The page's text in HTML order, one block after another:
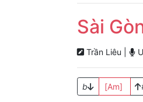
Sài
Trần Liêu |
b [Am]